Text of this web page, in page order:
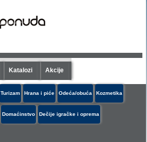
Katalozi Akcije
Turizam Hrana i piće Odeća/obuća Kozmetika
Domaćinstvo Dečije igračke i oprema